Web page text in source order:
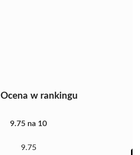
Ocena w rankingu
9.75 na 10
9.75